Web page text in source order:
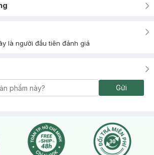
là người đầu tiên đánh giá
Gửi